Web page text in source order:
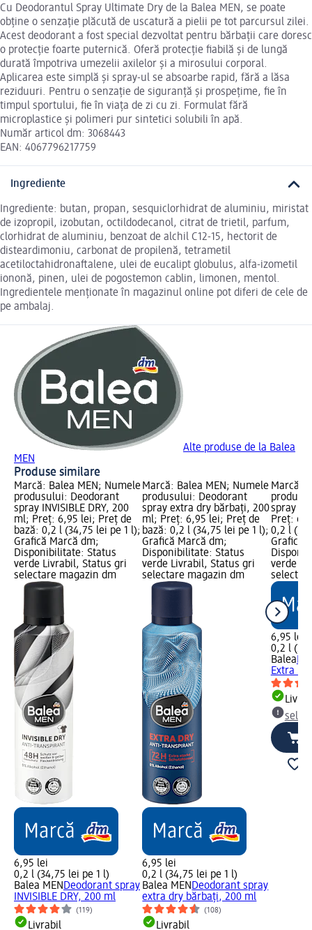
Cu Deodorantul Spray Ultimate Dry de la Balea MEN, se poate
obține o senzație plăcută de uscatură a pielii pe tot parcursul zilei.
Acest deodorant a fost special dezvoltat pentru bărbații care doresc
o protecție foarte puternică. Oferă protecție fiabilă și de lungă
durată împotriva umezelii axilelor și a mirosului corporal.
Aplicarea este simplă și spray-ul se absoarbe rapid, fără a lăsa
reziduuri. Pentru o senzație de siguranță și prospețime, fie în
timpul sportului, fie în viața de zi cu zi. Formulat fără
microplastice și polimeri pur sintetici solubili în apă.
Număr articol dm: 3068443
EAN: 4067796217759
Ingrediente
Ingrediente: butan, propan, sesquiclorhidrat de aluminiu, miristat
de izopropil, izobutan, octildodecanol, citrat de trietil, parfum,
clorhidrat de aluminiu, benzoat de alchil C12-15, hectorit de
disteardimoniu, carbonat de propilenă, tetrametil
acetiloctahidronaftalene, ulei de eucalipt globulus, alfa-izometil
iononă, pinen, ulei de pogostemon cablin, limonen, mentol.
Ingredientele menționate în magazinul online pot diferi de cele de
pe ambalaj.
Alte produse de la Balea
MEN
Produse similare
Marcă: Balea MEN; Numele
produsului: Deodorant
spray INVISIBLE DRY, 200
ml; Preț: 6,95 lei; Preț de
bază: 0,2 l (34,75 lei pe 1 l);
Grafică Marcă dm;
Disponibilitate: Status
verde Livrabil, Status gri
selectare magazin dm
6,95 lei
0,2 l (34,75 lei pe 1 l)
Balea MENDeodorant spray
INVISIBLE DRY, 200 ml
(119)
Livrabil
Marcă: Balea MEN; Numele
produsului: Deodorant
spray extra dry bărbați, 200
ml; Preț: 6,95 lei; Preț de
bază: 0,2 l (34,75 lei pe 1 l);
Grafică Marcă dm;
Disponibilitate: Status
verde Livrabil, Status gri
selectare magazin dm
6,95 lei
0,2 l (34,75 lei pe 1 l)
Balea MENDeodorant spray
extra dry bărbați, 200 ml
(108)
Livrabil
Marcă:
spray
Preț:
0,2 l
Grafică
verde
6,95 lei
0,2 l
Balea
Extra